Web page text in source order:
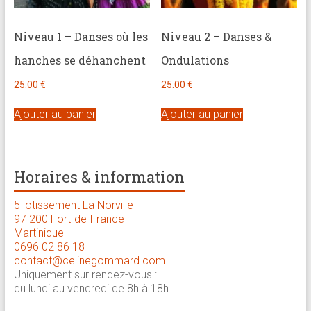
Niveau 1 – Danses où les
hanches se déhanchent
25.00 €
Ajouter au panier
Niveau 2 – Danses &
Ondulations
25.00€
Ajouter au panier
Horaires & information
5 lotissement La Norville
97 200 Fort-de-France
Martinique
0696 02 86 18
contact@celinegommard.com
Uniquement sur rendez-vous :
du lundi au vendredi de 8h à 18h